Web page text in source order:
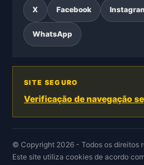
X Facebook
WhatsApp
SITE SEGURO
Verificação de navegação
© Copyright 2026 - Todos os direitos
Este site utiliza cookies de acordo